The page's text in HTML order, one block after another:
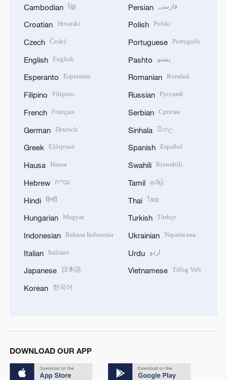
Cambodian ខ្មែរ
Croatian Hrvatski
Czech Český
English English
Esperanto Esperanto
Filipino Filipino
French Français
German Deutsch
Greek Ελληνικά
Hausa Hausa
Hebrew עברית
Hindi हिन्दी
Hungarian Magyar
Indonesian Bahasa Indonesia
Italian Italiano
Japanese 日本語
Korean 한국어
Persian فارسی
Polish Polski
Portuguese Português
Pashto پښتو
Romanian Română
Russian Русский
Serbian Српски
Sinhala සිංහල
Spanish Español
Swahili Kiswahili
Tamil தமிழ்
Thai ไทย
Turkish Türkçe
Ukrainian Українська
Urdu اردو
Vietnamese Tiếng Việt
DOWNLOAD OUR APP